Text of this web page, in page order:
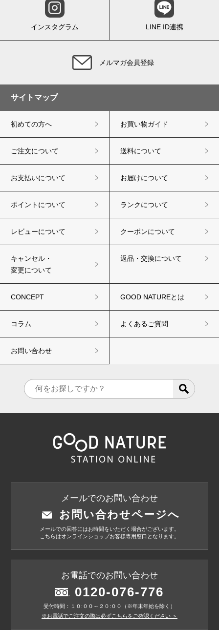
インスタグラム LINE ID連携
メルマガ会員登録
サイトマップ
初めての方へ お買い物ガイド
ご注文について 送料について
お支払いについて お届けについて
ポイントについて ランクについて
レビューについて クーポンについて
キャンセル・
変更について
返品・交換について
CONCEPT GOOD NATUREとは
コラム よくあるご質問
お問い合わせ
メールでのお問い合わせ
お問い合わせページへ
メールでの回答にはお時間をいただく場合がございます。
こちらはオンラインショップお客様専用窓口となります。
お電話でのお問い合わせ
0120-076-776
受付時間：１０:００～２０:００（※年末年始を除く）
※お電話でご注文の際は必ずこちらをご確認ください ＞